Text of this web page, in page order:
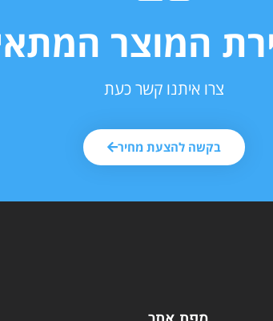
המוצר
צרו איתנו קשר כעת
בקשה להצעת מחיר